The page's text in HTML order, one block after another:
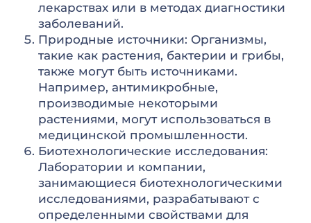
лекарствах или в методах диагностики
заболеваний.
Природные источники: Организмы,
такие как растения, бактерии и грибы,
также могут быть источниками.
Например, антимикробные,
производимые некоторыми
растениями, могут использоваться в
медицинской промышленности.
Биотехнологические исследования:
Лаборатории и компании,
занимающиеся биотехнологическими
исследованиями, разрабатывают с
определенными свойствами для